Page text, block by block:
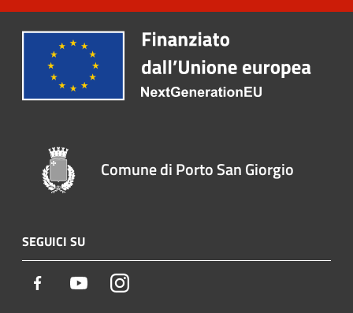
Comune di Porto San Giorgio
SEGUICI SU
Facebook YoutubeInstagram